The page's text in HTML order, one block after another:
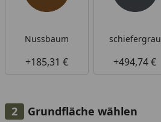
Nussbaum
+185,31 €
schiefergrau
+494,74 €
Grundfläche wählen